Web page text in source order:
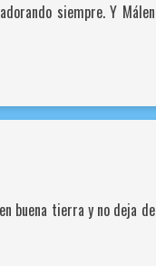
siempre. Y Málen
buena tierra y no deja de